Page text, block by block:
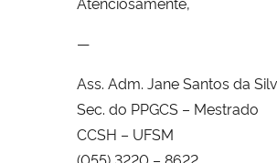
—
Ass. Adm. Jane Santos da
Sec. do PPGCS – Mestrado
CCSH – UFSM
(055) 3220 – 8622